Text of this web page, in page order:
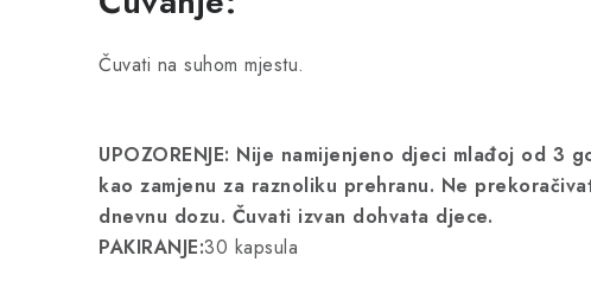
Čuvati na suhom mjestu.
UPOZORENJE: Nije namijenjeno djeci mlađoj od 3
kao zamjenu za raznoliku prehranu. Ne
dnevnu dozu. Čuvati izvan dohvata djece.
PAKIRANJE:30 kapsula